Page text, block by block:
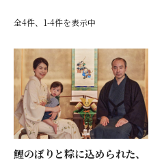
全4件、1-4件を表示中
鯉のぼりと粽に込められた、